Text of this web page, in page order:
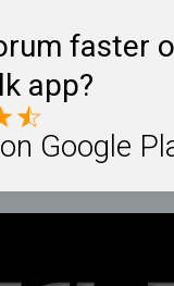
faster
app?
Google